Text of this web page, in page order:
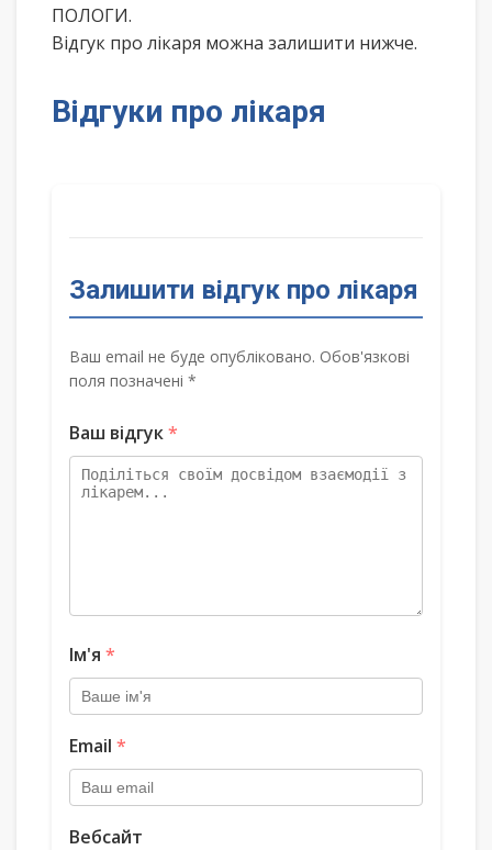
ПОЛОГИ.
Відгук про лікаря можна залишити нижче.
Відгуки про лікаря
Залишити відгук про лікаря
Ваш email не буде опубліковано. Обов'язкові
поля позначені *
Ваш відгук*
Ім'я *
Email *
Вебсайт